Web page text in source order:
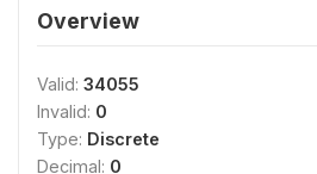
Overview
Valid: 34055
Invalid: 0
Type: Discrete
Decimal: 0